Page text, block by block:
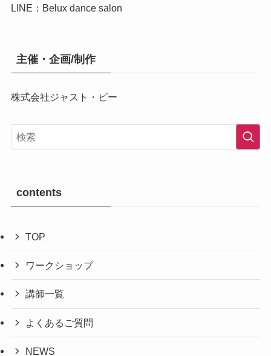
LINE： Belux dance salon
主催・企画/制作
株式会社ジャスト・ビー
contents
TOP
ワークショップ
講師一覧
よくあるご質問
NEWS